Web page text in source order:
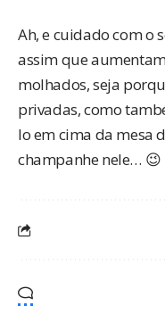
Ah, e cuidado com o
assim que
molhados, seja
privadas, como
lo em cima da mesa
champanhe nele… 😉